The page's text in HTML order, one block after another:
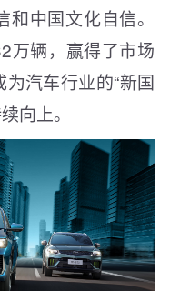
中国文化自信。
万辆，赢得了市场
汽车行业的“新国
向上。